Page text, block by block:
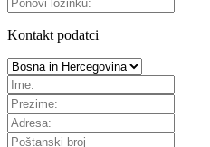
Kontakt podatci